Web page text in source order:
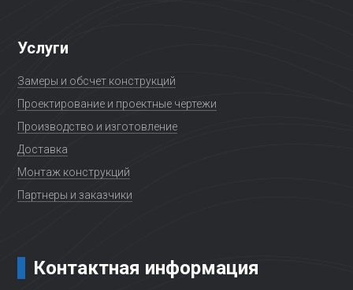
Услуги
Замеры и обсчет конструкций
Проектирование и проектные чертежи
Производство и изготовление
Доставка
Монтаж конструкций
Партнеры и заказчики
Контактная информация